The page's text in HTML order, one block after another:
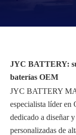
JYC BATTERY:
baterías OEM
JYC BATTERY
especialista líder en
dedicado a diseñar
personalizadas de